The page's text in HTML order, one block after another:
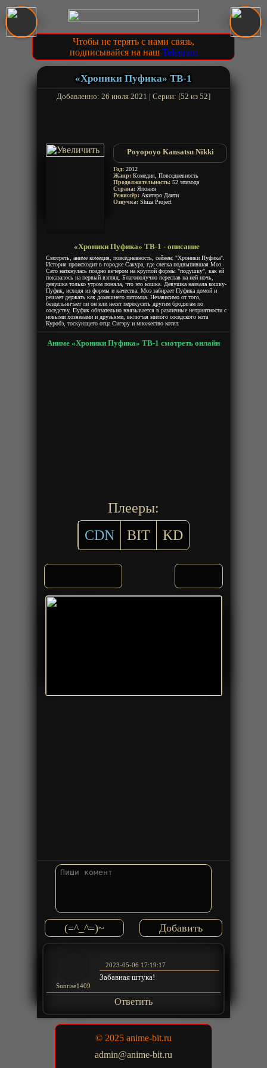
Чтобы не терять с нами связь,
подписывайся на наш Telegram
«Хроники Пуфика» ТВ-1
Добавленно: 26 июля 2021 | Серии: [52 из 52]
Poyopoyo Kansatsu Nikki
Год: 2012
Жанр: Комедия, Повседневность
Продолжительность: 52 эпизода
Страна: Япония
Режиссёр: Акитаро Даити
Озвучка: Shiza Project
«Хроники Пуфика» ТВ-1 - описание
Смотреть, аниме комедия, повседневность, сейнен: "Хроники Пуфика".
История происходит в городке Сакура, где слегка подвыпившая Моэ
Сато наткнулась поздно вечером на круглой формы "подушку", как ей
показалось на первый взгляд. Благополучно переспав на ней ночь,
девушка только утром поняла, что это кошка. Девушка назвала кошку-
Пуфик, исходя из формы и качества. Моэ забирает Пуфика домой и
решает держать как домашнего питомца. Независимо от того,
бездельничает ли он или несет перекусить другим бродягам по
соседству, Пуфик обязательно ввязывается в различные неприятности с
новыми хозяевами и друзьями, включая милого соседского кота
Куробэ, тоскующего отца Сигэру и множество котят.
Аниме «Хроники Пуфика» ТВ-1 смотреть онлайн
Плееры:
CDN
BIT KD
(=^_^=)~
Sunrise1409
2023-05-06 17:19:17
Забавная штука!
Ответить
© 2025 anime-bit.ru
admin@anime-bit.ru